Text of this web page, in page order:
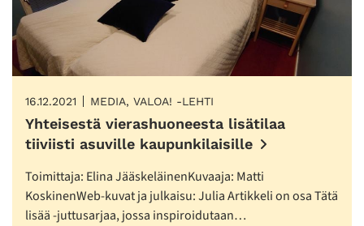
16.12.2021 MEDIA, VALOA! -LEHTI
Yhteisestä vierashuoneesta lisätilaa
tiiviisti asuville kaupunkilaisille
Toimittaja: Elina JääskeläinenKuvaaja: Matti
KoskinenWeb-kuvat ja julkaisu: Julia Artikkeli on osa Tätä
lisää -juttusarjaa, jossa inspiroidutaan…